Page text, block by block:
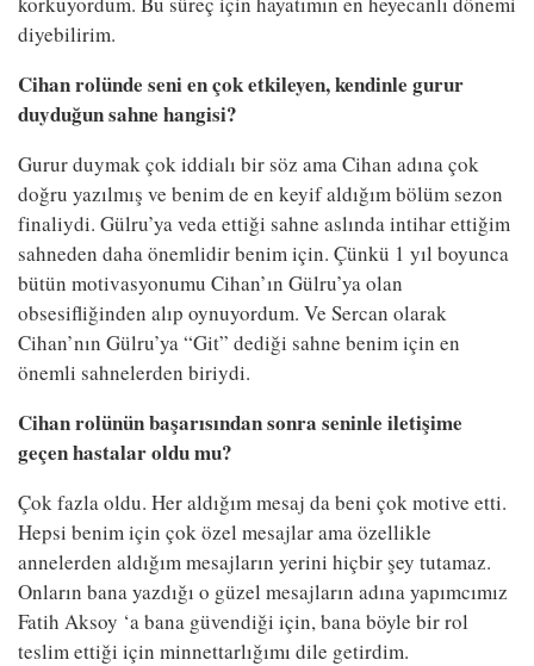
diyebilirim.
Cihan rolünde seni en çok etkileyen, kendinle gurur
duyduğun sahne hangisi?
Gurur duymak çok iddialı bir söz ama Cihan adına çok
doğru yazılmış ve benim de en keyif aldığım bölüm sezon
finaliydi. Gülru’ya veda ettiği sahne aslında intihar ettiğim
sahneden daha önemlidir benim için. Çünkü 1 yıl boyunca
bütün motivasyonumu Cihan’ın Gülru’ya olan
obsesifliğinden alıp oynuyordum. Ve Sercan olarak
Cihan’nın Gülru’ya “Git” dediği sahne benim için en
önemli sahnelerden biriydi.
Cihan rolünün başarısından sonra seninle iletişime
geçen hastalar oldu mu?
Çok fazla oldu. Her aldığım mesaj da beni çok motive etti.
Hepsi benim için çok özel mesajlar ama özellikle
annelerden aldığım mesajların yerini hiçbir şey tutamaz.
Onların bana yazdığı o güzel mesajların adına yapımcımız
Fatih Aksoy ‘a bana güvendiği için, bana böyle bir rol
teslim ettiği için minnettarlığımı dile getirdim.